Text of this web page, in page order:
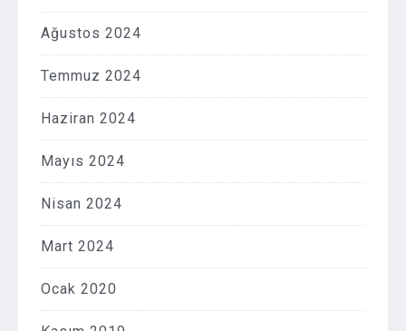
Ağustos 2024
Temmuz 2024
Haziran 2024
Mayıs 2024
Nisan 2024
Mart 2024
Ocak 2020